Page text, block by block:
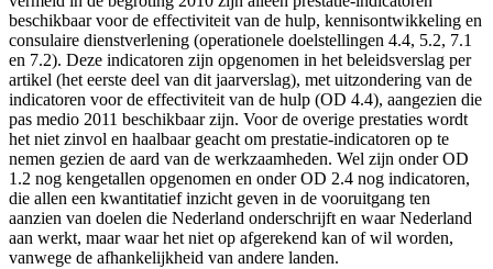
beschikbaar voor de effectiviteit van de hulp, kennisontwikkeling en
consulaire dienstverlening (operationele doelstellingen 4.4, 5.2, 7.1
en 7.2). Deze indicatoren zijn opgenomen in het beleidsverslag per
artikel (het eerste deel van dit jaarverslag), met uitzondering van de
indicatoren voor de effectiviteit van de hulp (OD 4.4), aangezien die
pas medio 2011 beschikbaar zijn. Voor de overige prestaties wordt
het niet zinvol en haalbaar geacht om prestatie-indicatoren op te
nemen gezien de aard van de werkzaamheden. Wel zijn onder OD
1.2 nog kengetallen opgenomen en onder OD 2.4 nog indicatoren,
die allen een kwantitatief inzicht geven in de vooruitgang ten
aanzien van doelen die Nederland onderschrijft en waar Nederland
aan werkt, maar waar het niet op afgerekend kan of wil worden,
vanwege de afhankelijkheid van andere landen.